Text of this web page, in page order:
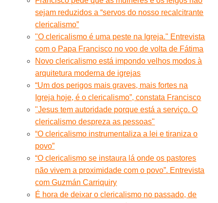
sejam reduzidos a “servos do nosso recalcitrante
clericalismo”
"O clericalismo é uma peste na Igreja." Entrevista
com o Papa Francisco no voo de volta de Fátima
Novo clericalismo está impondo velhos modos à
arquitetura moderna de igrejas
“Um dos perigos mais graves, mais fortes na
Igreja hoje, é o clericalismo”, constata Francisco
"Jesus tem autoridade porque está a serviço. O
clericalismo despreza as pessoas"
“O clericalismo instrumentaliza a lei e tiraniza o
povo”
“O clericalismo se instaura lá onde os pastores
não vivem a proximidade com o povo”. Entrevista
com Guzmán Carriquiry
É hora de deixar o clericalismo no passado, de